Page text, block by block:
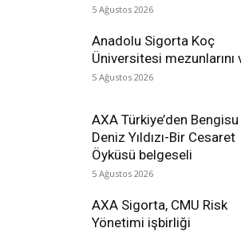
5 Ağustos 2026
Anadolu Sigorta Koç
Üniversitesi mezunlarını
5 Ağustos 2026
AXA Türkiye’den Bengisu
Deniz Yıldızı-Bir Cesaret
Öyküsü belgeseli
5 Ağustos 2026
AXA Sigorta, CMU Risk
Yönetimi işbirliği